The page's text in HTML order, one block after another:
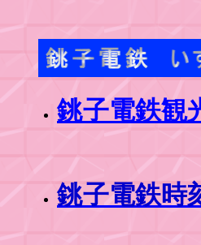
銚子電鉄観
銚子電鉄時